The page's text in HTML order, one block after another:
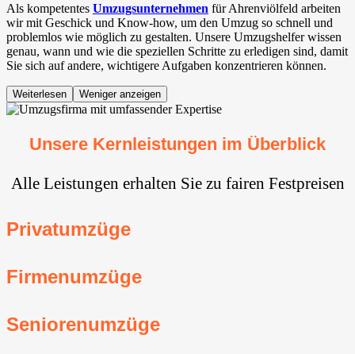
Als kompetentes Umzugsunternehmen für Ahrenviölfeld arbeiten
wir mit Geschick und Know-how, um den Umzug so schnell und
problemlos wie möglich zu gestalten. Unsere Umzugshelfer wissen
genau, wann und wie die speziellen Schritte zu erledigen sind, damit
Sie sich auf andere, wichtigere Aufgaben konzentrieren können.
Weiterlesen Weniger anzeigen
Unsere Kernleistungen im Überblick
Alle Leistungen erhalten Sie zu fairen Festpreisen
Privatumzüge
Firmenumzüge
Seniorenumzüge